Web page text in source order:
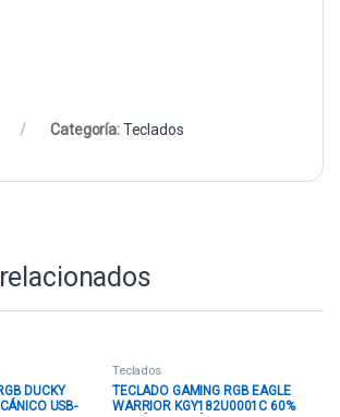
Categoría:Teclados
DUCKY
USB-
Teclados
TECLADO GAMING RGB EAGLE
WARRIOR KGY182U0001C 60%